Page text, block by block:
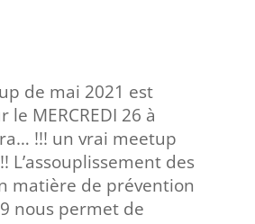
de mai 2021 est
MERCREDI 26 à
!!! un vrai meetup
L’assouplissement des
matière de prévention
nous permet de